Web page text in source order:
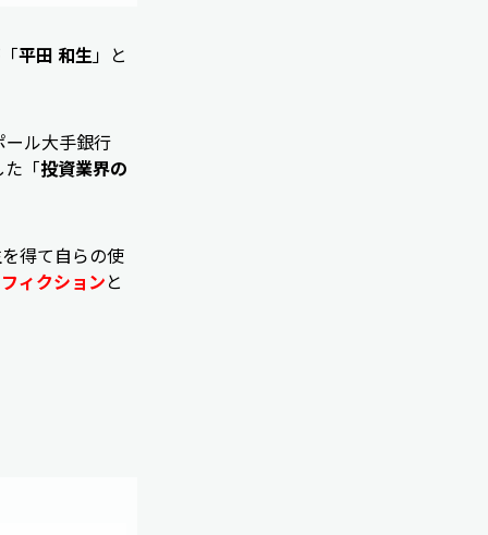
平田 和生 」と
ール大手銀行
「投資業界の
得て自らの使
フィクションと